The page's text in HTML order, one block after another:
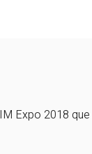
Expo 2018